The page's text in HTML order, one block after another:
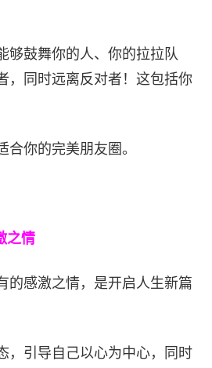
够鼓舞你的人、你的拉拉队
，同时远离反对者！这包括你
你的完美朋友圈。
之情
的感激之情，是开启人生新篇
，引导自己以心为中心，同时